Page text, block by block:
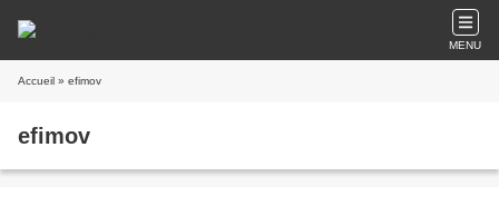
MENU
Accueil » efimov
efimov